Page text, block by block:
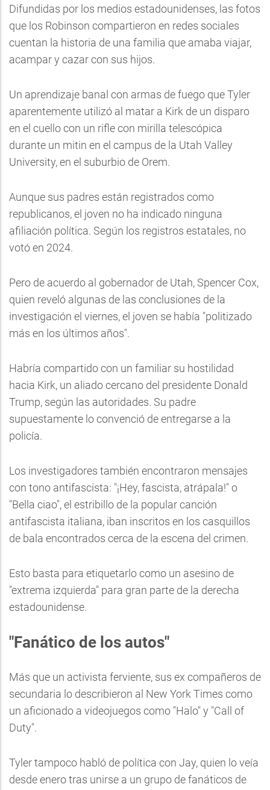
Difundidas por los medios estadounidenses, las fotos
que los Robinson compartieron en redes sociales
cuentan la historia de una familia que amaba viajar,
acampar y cazar con sus hijos.
Un aprendizaje banal con armas de fuego que Tyler
aparentemente utilizó al matar a Kirk de un disparo
en el cuello con un rifle con mirilla telescópica
durante un mitin en el campus de la Utah Valley
University, en el suburbio de Orem.
Aunque sus padres están registrados como
republicanos, el joven no ha indicado ninguna
afiliación política. Según los registros estatales, no
votó en 2024.
Pero de acuerdo al gobernador de Utah, Spencer Cox,
quien reveló algunas de las conclusiones de la
investigación el viernes, el joven se había "politizado
más en los últimos años".
Habría compartido con un familiar su hostilidad
hacia Kirk, un aliado cercano del presidente Donald
Trump, según las autoridades. Su padre
supuestamente lo convenció de entregarse a la
policía.
Los investigadores también encontraron mensajes
con tono antifascista: "¡Hey, fascista, atrápala!" o
"Bella ciao", el estribillo de la popular canción
antifascista italiana, iban inscritos en los casquillos
de bala encontrados cerca de la escena del crimen.
Esto basta para etiquetarlo como un asesino de
"extrema izquierda" para gran parte de la derecha
estadounidense.
"Fanático de los autos"
Más que un activista ferviente, sus ex compañeros de
secundaria lo describieron al New York Times como
un aficionado a videojuegos como "Halo" y "Call of
Duty".
Tyler tampoco habló de política con Jay, quien lo veía
desde enero tras unirse a un grupo de fanáticos de